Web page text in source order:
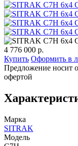
4 776 000 р.
Купить Оформить в
Предложение носит
офертой
Марка
SITRAK
Модель